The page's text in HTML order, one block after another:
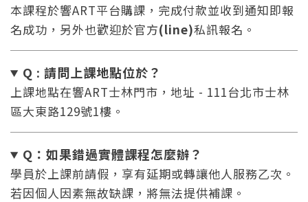
本課程於響ART平台購課，完成付款並收到通知即報
名成功，另外也歡迎於官方(line)私訊報名。
Q : 請問上課地點位於？
上課地點在響ART士林門市，地址 - 111台北市士林
區大東路129號1樓。
Q：如果錯過實體課程怎麼辦？
學員於上課前請假，享有延期或轉讓他人服務乙次。
若因個人因素無故缺課，將無法提供補課。